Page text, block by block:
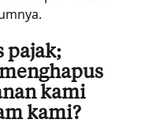
pajak;
kami
kami?